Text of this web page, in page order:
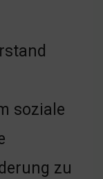
soziale
zu